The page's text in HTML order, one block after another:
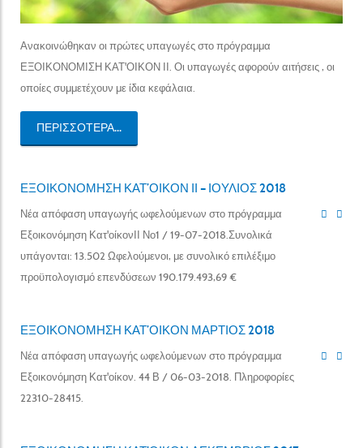
Ανακοινώθηκαν οι πρώτες υπαγωγές στο πρόγραμμα
ΕΞΟΙΚΟΝΟΜΙΣΗ ΚΑΤ'ΟΙΚΟΝ ΙΙ. Οι υπαγωγές αφορούν αιτήσεις , οι
οποίες συμμετέχουν με ίδια κεφάλαια.
ΠΕΡΙΣΣΌΤΕΡΑ...
ΕΞΟΙΚΟΝΟΜΗΣΗ ΚΑΤ’ΟΙΚΟΝ ΙΙ – ΙΟΥΛΙΟΣ 2018
Νέα απόφαση υπαγωγής ωφελούμενων στο πρόγραμμα
Εξοικονόμηση Κατ'οίκονΙΙ Νο1 / 19-07-2018.Συνολικά
υπάγονται: 13.502 Ωφελούμενοι, με συνολικό επιλέξιμο
προϋπολογισμό επενδύσεων 190.179.493,69 €
ΕΞΟΙΚΟΝΟΜΗΣΗ ΚΑΤ’ΟΙΚΟΝ ΜΑΡΤΙΟΣ 2018
Νέα απόφαση υπαγωγής ωφελούμενων στο πρόγραμμα
Εξοικονόμηση Κατ'οίκον. 44 Β / 06-03-2018. Πληροφορίες
22310-28415.